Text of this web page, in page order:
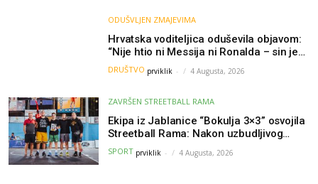
ODUŠVLJEN ZMAJEVIMA
Hrvatska voditeljica oduševila objavom:
“Nije htio ni Messija ni Ronalda – sin je
želio samo dres Bosne”
DRUŠTVO prviklik - 4 Augusta, 2026
ZAVRŠEN STREETBALL RAMA
Ekipa iz Jablanice “Bokulja 3×3” osvojila
Streetball Rama: Nakon uzbudljivog
finala poznati svi pobjednici turnira
SPORT prviklik - 4 Augusta, 2026